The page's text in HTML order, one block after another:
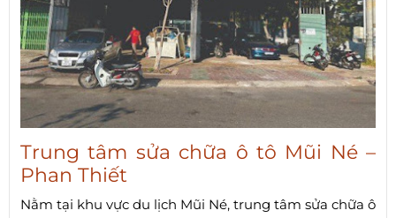
Trung tâm sửa chữa ô tô Mũi Né –
Phan Thiết
Nằm tại khu vực du lịch Mũi Né, trung tâm sửa chữa ô